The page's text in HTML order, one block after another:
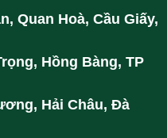
Quan Hoà, Cầu Giấy,
Hồng Bàng, TP
Hải Châu, Đà